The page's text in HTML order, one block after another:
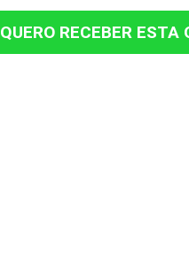
QUERO RECEBER ESTA